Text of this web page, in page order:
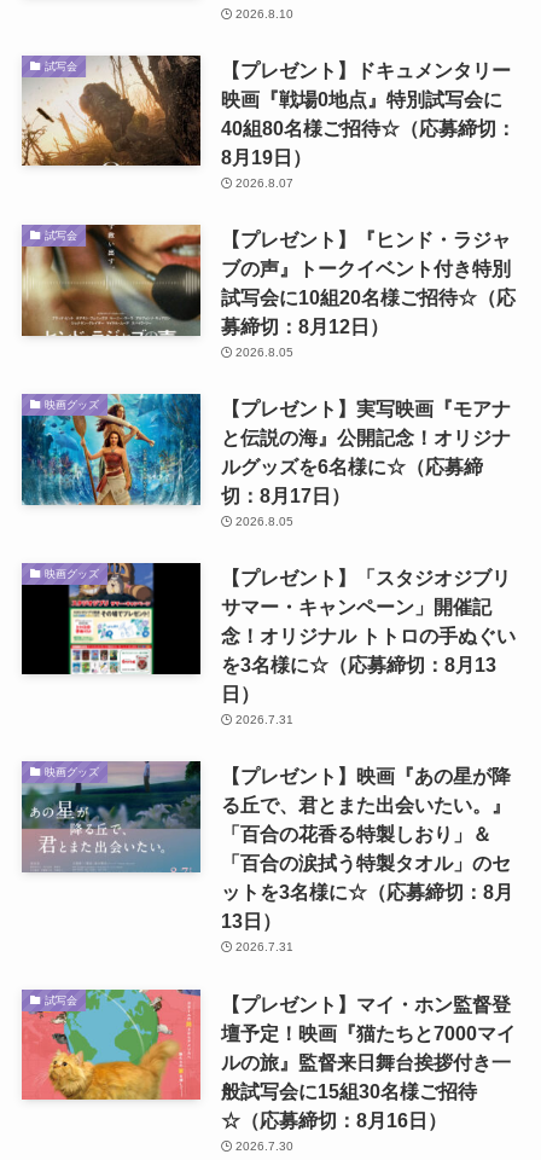
2026.8.10
試写会
【プレゼント】ドキュメンタリー
映画『戦場0地点』特別試写会に
40組80名様ご招待☆（応募締切：
8月19日）
2026.8.07
試写会
【プレゼント】『ヒンド・ラジャ
ブの声』トークイベント付き特別
試写会に10組20名様ご招待☆（応
募締切：8月12日）
2026.8.05
映画グッズ
【プレゼント】実写映画『モアナ
と伝説の海』公開記念！オリジナ
ルグッズを6名様に☆（応募締
切：8月17日）
2026.8.05
映画グッズ
【プレゼント】「スタジオジブリ
サマー・キャンペーン」開催記
念！オリジナル トトロの手ぬぐい
を3名様に☆（応募締切：8月13
日）
2026.7.31
映画グッズ
【プレゼント】映画『あの星が降
る丘で、君とまた出会いたい。』
「百合の花香る特製しおり」＆
「百合の涙拭う特製タオル」のセ
ットを3名様に☆（応募締切：8月
13日）
2026.7.31
試写会
【プレゼント】マイ・ホン監督登
壇予定！映画『猫たちと7000マイ
ルの旅』監督来日舞台挨拶付き一
般試写会に15組30名様ご招待
☆（応募締切：8月16日）
2026.7.30